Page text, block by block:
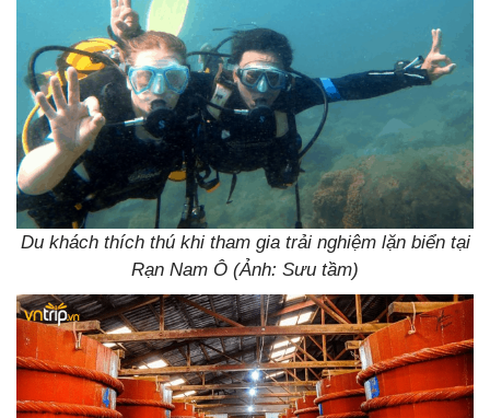
Du khách thích thú khi tham gia trải nghiệm lặn biển tại
Rạn Nam Ô (Ảnh: Sưu tầm)